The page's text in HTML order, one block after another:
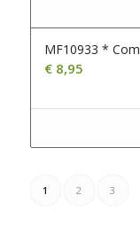
MF10933 *
€8,95
1 2 3